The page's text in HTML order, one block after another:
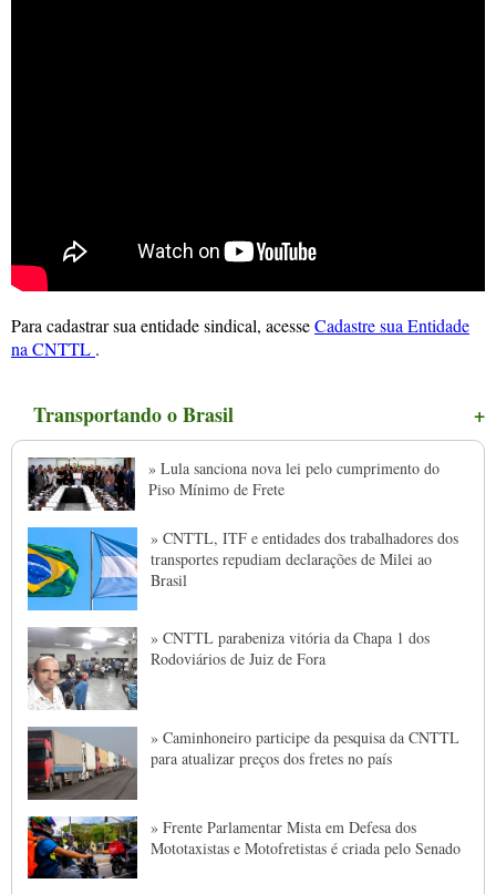
Para cadastrar sua entidade sindical, acesseCadastre sua Entidade
na CNTTL .
Transportando o Brasil +
» Lula sanciona nova lei pelo cumprimento do
Piso Mínimo de Frete
» CNTTL, ITF e entidades dos trabalhadores dos
transportes repudiam declarações de Milei ao
Brasil
» CNTTL parabeniza vitória da Chapa 1 dos
Rodoviários de Juiz de Fora
» Caminhoneiro participe da pesquisa da CNTTL
para atualizar preços dos fretes no país
» Frente Parlamentar Mista em Defesa dos
Mototaxistas e Motofretistas é criada pelo Senado